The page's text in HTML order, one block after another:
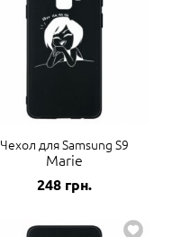
Чехол для Samsung S9
Marie
248 грн.